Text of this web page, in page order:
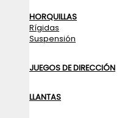
HORQUILLAS
Rígidas
Suspensión
JUEGOS DE DIRECCIÓN
LLANTAS